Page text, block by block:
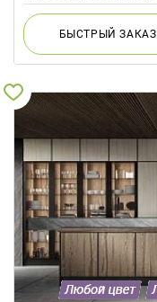
БЫСТРЫЙЗАКАЗ